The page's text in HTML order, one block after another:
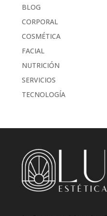
BLOG
CORPORAL
COSMÉTICA
FACIAL
NUTRICIÓN
SERVICIOS
TECNOLOGÍA